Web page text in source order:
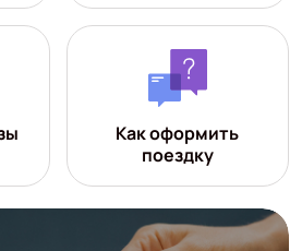
Как оформить
поездку